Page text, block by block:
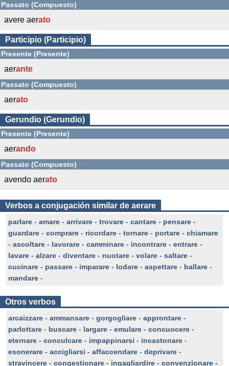
Passato (Compuesto)
avere aerato
Participio (Participio)
Presente (Presente)
aerante
Passato (Compuesto)
aerato
Gerundio (Gerundio)
Presente (Presente)
aerando
Passato (Compuesto)
avendo aerato
Verbos a conjugación similar de aerare
parlare - amare - arrivare - trovare - cantare - pensare -
guardare - comprare - ricordare - tornare - portare - chiamare
- ascoltare - lavorare - camminare - incontrare - entrare -
lavare - alzare - diventare - nuotare - volare - saltare -
cucinare - passare - imparare - lodare - aspettare - ballare -
mandare -
Otros verbos
arcaizzare - ammansare - gorgogliare - approntare -
parlottare - buscare - largare - emulare - concuocere -
eternare - conculcare - impappinarsi - incastonare -
esonerare - accigliarsi - affaccendare - deprivare -
stravincere - congestionare - ingagliardire - convenzionare -